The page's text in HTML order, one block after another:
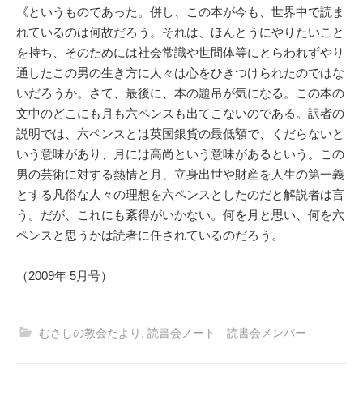
《というものであった。併し、この本が今も、世界中で読ま
れているのは何故だろう。それは、ほんとうにやりたいこと
を持ち、そのためには社会常識や世間体等にとらわれずやり
通したこの男の生き方に人々は心をひきつけられたのではな
いだろうか。さて、最後に、本の題吊が気になる。この本の
文中のどこにも月も六ペンスも出てこないのである。訳者の
説明では、六ペンスとは英国銀貨の最低額で、くだらないと
いう意味があり、月には高尚という意味があるという。この
男の芸術に対する熱情と月、立身出世や財産を人生の第一義
とする凡俗な人々の理想を六ペンスとしたのだと解説者は言
う。だが、これにも紊得がいかない。何を月と思い、何を六
ペンスと思うかは読者に任されているのだろう。
（2009年 5月号）
むさしの教会だより 読書会ノート 読書会メンバー